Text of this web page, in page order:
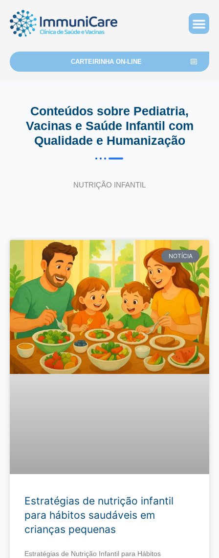
para
conteúdo
CARTEIRINHA ON-LINE
Conteúdos sobre Pediatria,
Vacinas e Saúde Infantil com
Qualidade e Humanização
NUTRIÇÃO INFANTIL
NOTÍCIA
Estratégias de nutrição infantil
para hábitos saudáveis em
crianças pequenas
Estratégias de Nutrição Infantil para Hábitos